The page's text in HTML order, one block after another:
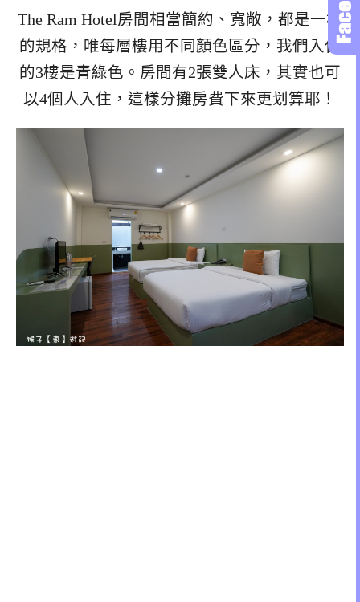
The Ram Hotel房間相當簡約、寬敞，都是一樣
的規格，唯每層樓用不同顏色區分，我們入住
的3樓是青綠色。房間有2張雙人床，其實也可
以4個人入住，這樣分攤房費下來更划算耶！